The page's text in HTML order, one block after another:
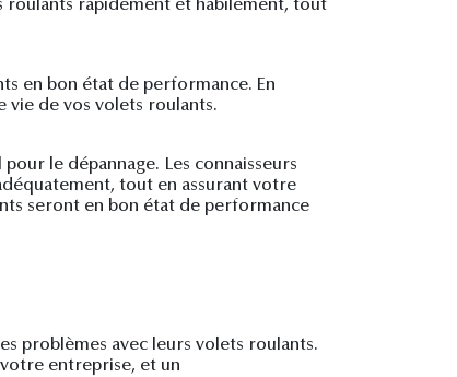
roulants rapidement et habilement, tout
en bon état de performance. En
vie de vos volets roulants.
le dépannage. Les connaisseurs
tout en assurant votre
seront en bon état de performance
problèmes avec leurs volets roulants.
entreprise, et un